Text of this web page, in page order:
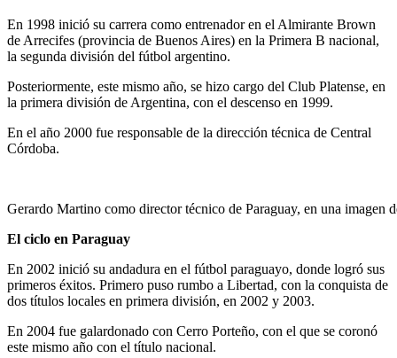
En 1998 inició su carrera como entrenador en el Almirante Brown
de Arrecifes (provincia de Buenos Aires) en la Primera B nacional,
la segunda división del fútbol argentino.
Posteriormente, este mismo año, se hizo cargo del Club Platense, en
la primera división de Argentina, con el descenso en 1999.
En el año 2000 fue responsable de la dirección técnica de Central
Córdoba.
Gerardo Martino como director técnico de Paraguay, en una
El ciclo en Paraguay
En 2002 inició su andadura en el fútbol paraguayo, donde logró sus
primeros éxitos. Primero puso rumbo a Libertad, con la conquista de
dos títulos locales en primera división, en 2002 y 2003.
En 2004 fue galardonado con Cerro Porteño, con el que se coronó
este mismo año con el título nacional.